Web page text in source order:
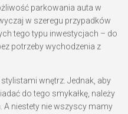
parkowania auta w
w szeregu przypadków
tego typu inwestycjach – do
potrzeby wychodzenia z
wnętrz. Jednak, aby
do tego smykałkę, należy
A niestety nie wszyscy mamy